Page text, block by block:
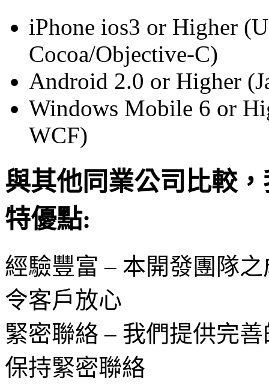
iPhone ios3 or Higher
Cocoa/Objective-C)
Android 2.0 or Higher
Windows Mobile 6 or
WCF)
與其他同業公司比較
特優點:
經驗豐富 – 本開發團隊
令客戶放心
緊密聯絡 – 我們提供完
保持緊密聯絡